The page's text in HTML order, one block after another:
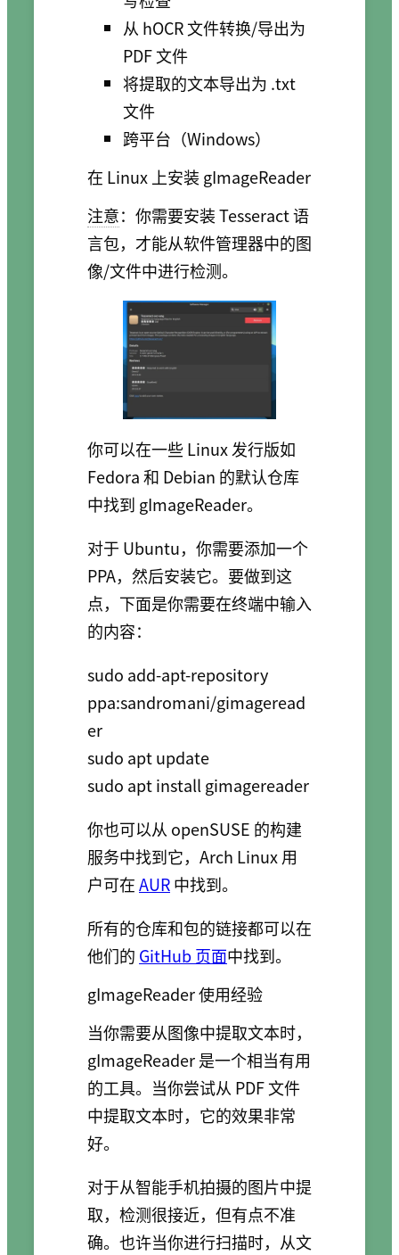
从 hOCR 文件转换/导出为
PDF 文件
将提取的文本导出为 .txt
文件
跨平台（Windows）
在 Linux 上安装 gImageReader
注意：你需要安装 Tesseract 语
言包，才能从软件管理器中的图
像/文件中进行检测。
你可以在一些 Linux 发行版如
Fedora 和 Debian 的默认仓库
中找到 gImageReader。
对于 Ubuntu，你需要添加一个
PPA，然后安装它。要做到这
点，下面是你需要在终端中输入
的内容：
sudo add-apt-repository
ppa:sandromani/gimageread
er
sudo apt update
你也可以从 openSUSE 的构建
服务中找到它，Arch Linux 用
户可在AUR中找到。
所有的仓库和包的链接都可以在
他们的 GitHub 页面中找到。
gImageReader 使用经验
当你需要从图像中提取文本时，
gImageReader 是一个相当有用
的工具。当你尝试从 PDF 文件
中提取文本时，它的效果非常
好。
对于从智能手机拍摄的图片中提
取，检测很接近，但有点不准
确。也许当你进行扫描时，从文